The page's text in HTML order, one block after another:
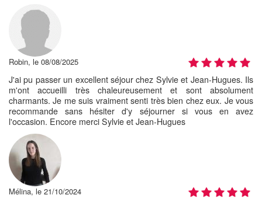
Robin, le 08/08/2025
J'ai pu passer un excellent séjour chez Sylvie et Jean-Hugues. Ils
m'ont accueilli très chaleureusement et sont absolument
charmants. Je me suis vraiment senti très bien chez eux. Je vous
recommande sans hésiter d'y séjourner si vous en avez
l'occasion. Encore merci Sylvie et Jean-Hugues
Mélina, le 21/10/2024